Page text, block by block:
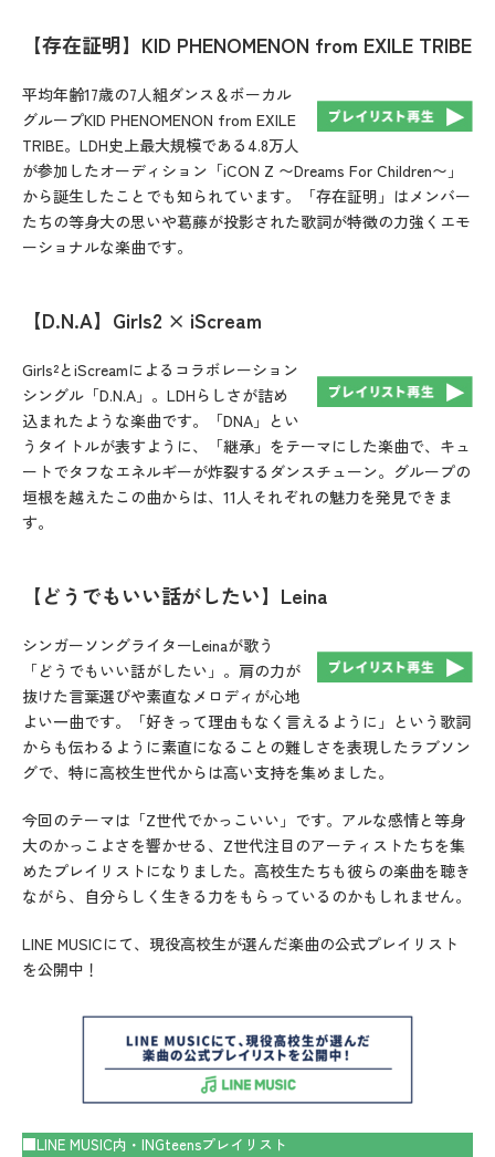
【存在証明】KID PHENOMENON from EXILE TRIBE
平均年齢17歳の7人組ダンス＆ボーカル
グループKID PHENOMENON from EXILE
TRIBE。LDH史上最大規模である4.8万人
が参加したオーディション「iCON Z 〜Dreams For Children〜」
から誕生したことでも知られています。「存在証明」はメンバー
たちの等身大の思いや葛藤が投影された歌詞が特徴の力強くエモ
ーショナルな楽曲です。
【D.N.A】Girls2 × iScream
Girls²とiScreamによるコラボレーション
シングル「D.N.A」。LDHらしさが詰め
込まれたような楽曲です。「DNA」とい
うタイトルが表すように、「継承」をテーマにした楽曲で、キュ
ートでタフなエネルギーが炸裂するダンスチューン。グループの
垣根を越えたこの曲からは、11人それぞれの魅力を発見できま
す。
【どうでもいい話がしたい】Leina
シンガーソングライターLeinaが歌う
「どうでもいい話がしたい」。肩の力が
抜けた言葉選びや素直なメロディが心地
よい一曲です。「好きって理由もなく言えるように」という歌詞
からも伝わるように素直になることの難しさを表現したラブソン
グで、特に高校生世代からは高い支持を集めました。
今回のテーマは「Z世代でかっこいい」です。アルな感情と等身
大のかっこよさを響かせる、Z世代注目のアーティストたちを集
めたプレイリストになりました。高校生たちも彼らの楽曲を聴き
ながら、自分らしく生きる力をもらっているのかもしれません。
LINE MUSICにて、現役高校生が選んだ楽曲の公式プレイリスト
を公開中！
■LINE MUSIC内・INGteensプレイリスト